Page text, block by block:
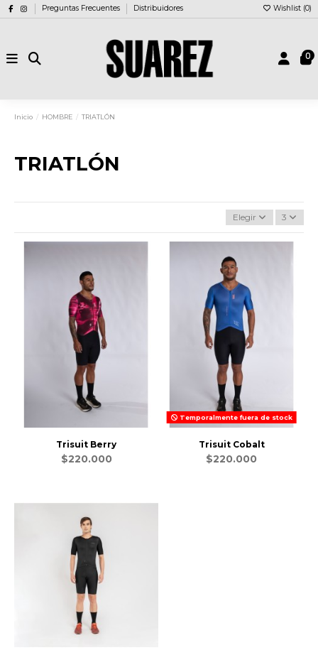
Preguntas Frecuentes Distribuidores Wishlist (0)
0
Inicio HOMBRE TRIATLÓN
TRIATLÓN
Elegir 3
Trisuit Berry
$220.000
Temporalmente fuera de stock
Trisuit Cobalt
$220.000